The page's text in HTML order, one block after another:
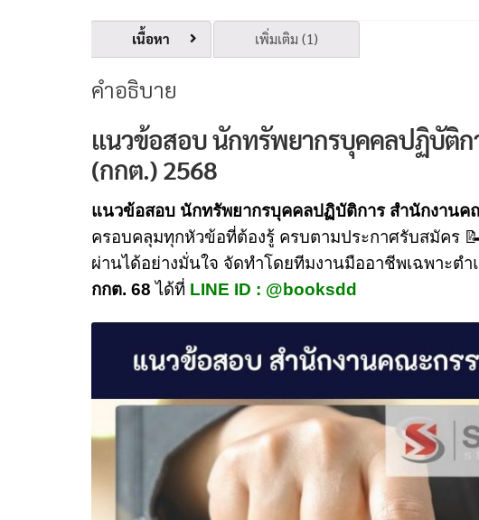
เนื้อหา เพิ่มเติม (1)
คำอธิบาย
แนวข้อสอบ นักทรัพยากรบุคคลปฏิบัติก
(กกต.) 2568
แนวข้อสอบ นักทรัพยากรบุคคลปฏิบัติการ สำนักงานค
ครอบคลุมทุกหัวข้อที่ต้องรู้ ครบตามประกาศรับสมัคร
ผ่านได้อย่างมั่นใจ จัดทำโดยทีมงานมืออาชีพเฉพาะตำ
กกต. 68 ได้ที่ LINE ID : @booksdd